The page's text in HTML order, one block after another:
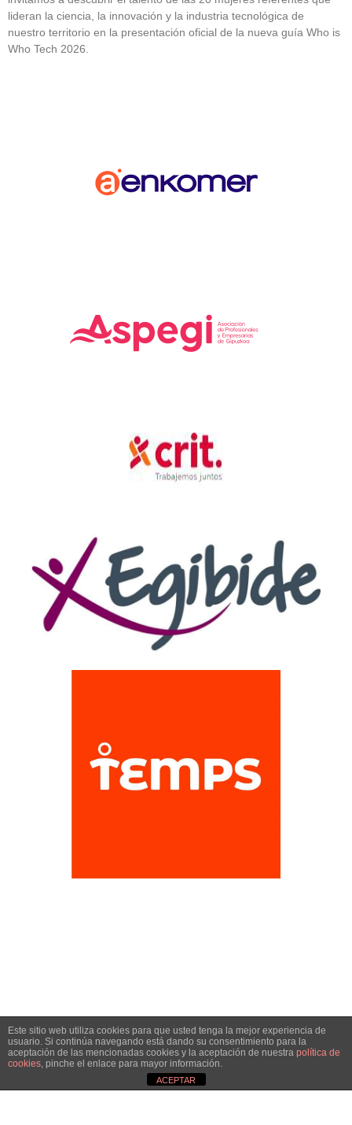
lideran la ciencia, la innovación y la industria tecnológica de
nuestro territorio en la presentación oficial de la nueva guía Who is
Who Tech 2026.
HAZTE SOCIA
¡Únete!
Este sitio web utiliza cookies para que usted tenga la mejor experiencia de
usuario. Si continúa navegando está dando su consentimiento para la
aceptación de las mencionadas cookies y la aceptación de nuestra política de
cookies, pinche el enlace para mayor información.
ACEPTAR